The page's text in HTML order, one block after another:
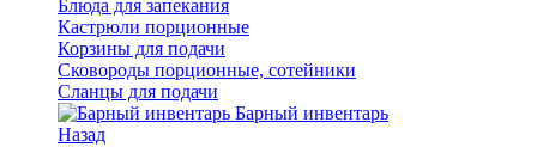
Блюда для запекания
Кастрюли порционные
Корзины для подачи
Сковороды порционные, сотейники
Сланцы для подачи
Барный инвентарь
Назад